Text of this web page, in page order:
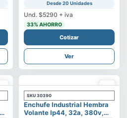
Desde 20 Unidades
Und. $5290 + iva
33% AHORRO
Cotizar
Ver
SKU 30390
Enchufe Industrial Hembra
Volante Ip44, 32a, 380v,